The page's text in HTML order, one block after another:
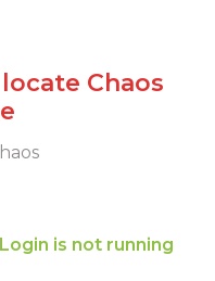
Chaos
is not running